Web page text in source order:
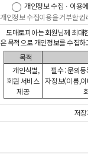
개인정보 수집ㆍ이용
개인정보 수집이용을 거부할
도매토피아는 회원님께 최대
은 목적으로 개인정보를 수집
목적
개인식별,
회원 서비스
제공
필수 : 문의
자정보(이름,
저